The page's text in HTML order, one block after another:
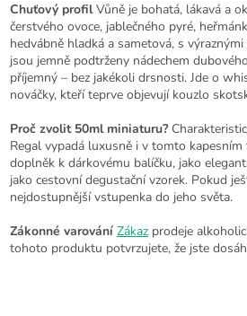
Chuťový profilVůně je bohatá, lákavá a
čerstvého ovoce, jablečného pyré,
hedvábně hladká a sametová, s
jsou jemně podtrženy nádechem
příjemný – bez jakékoli drsnosti. Jde o
nováčky, kteří teprve objevují kouzlo
Proč zvolit 50ml miniaturu?
Regal vypadá luxusně i v tomto
doplněk k dárkovému balíčku, jako
jako cestovní degustační vzorek. Pokud
nejdostupnější vstupenka do jeho světa.
Zákonné varování Zákaz prodeje
tohoto produktu potvrzujete, že jste